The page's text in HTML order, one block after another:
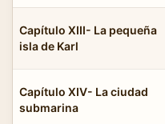
Capítulo XIII- La pequeña
isla de Karl
Capítulo XIV- La ciudad
submarina